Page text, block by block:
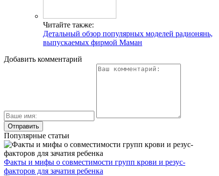
Читайте также:
Детальный обзор популярных моделей радионянь,
выпускаемых фирмой Маман
Добавить комментарий
Популярные статьи
Факты и мифы о совместимости групп крови и резус-
факторов для зачатия ребенка